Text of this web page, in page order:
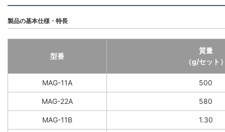
製品の基本仕様・特長
型番
質量
（g/セット
MAG-11A 500
MAG-22A 580
MAG-11B 1.30